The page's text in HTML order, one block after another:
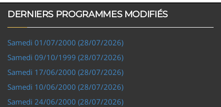
DERNIERS PROGRAMMES MODIFIÉS
Samedi 01/07/2000 (28/07/2026)
Samedi 09/10/1999 (28/07/2026)
Samedi 17/06/2000 (28/07/2026)
Samedi 10/06/2000 (28/07/2026)
Samedi 24/06/2000 (28/07/2026)